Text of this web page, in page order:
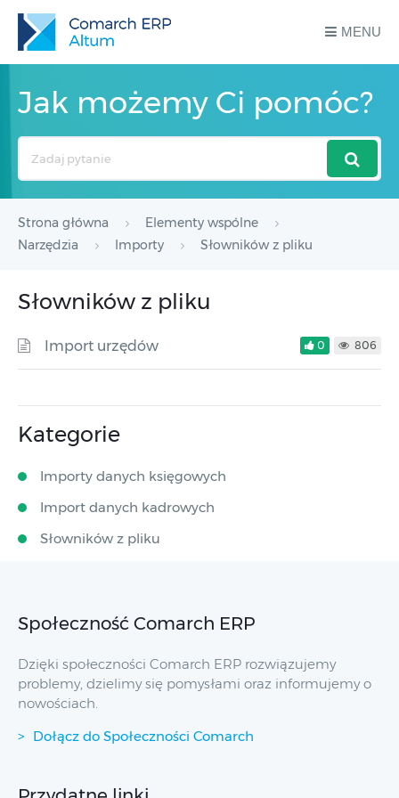
MENU
Jak możemy Ci pomóc?
Strona główna
Elementy wspólne
Narzędzia
Importy Słowników z pliku
Słowników z pliku
Import urzędów 0 806
Kategorie
Importy danych księgowych
Import danych kadrowych
Słowników z pliku
Społeczność Comarch ERP
Dzięki społeczności Comarch ERP rozwiązujemy
problemy, dzielimy się pomysłami oraz informujemy o
nowościach.
Dołącz do Społeczności Comarch